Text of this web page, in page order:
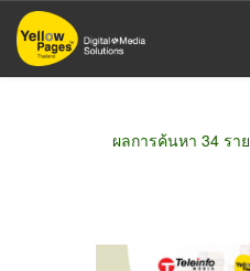
ข้าม
ไป
ผลการค้นหา 34 รา